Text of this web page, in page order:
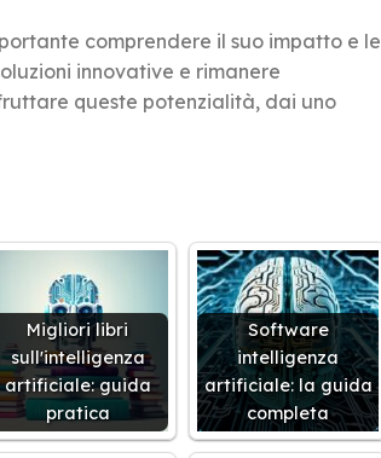
comprendere il suo impatto e le
innovative e rimanere
queste potenzialità, dai uno
Migliori libri
sull'intelligenza
artificiale: guida
pratica
Software
intelligenza
artificiale: la guida
completa